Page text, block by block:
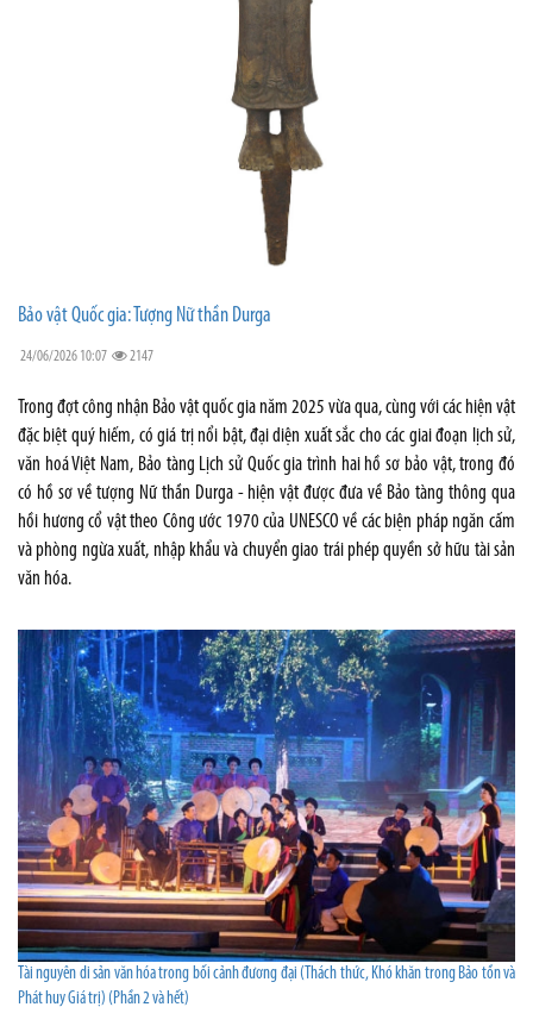
Bảo vật Quốc gia: Tượng Nữ thần Durga
24/06/2026 10:07 2147
Trong đợt công nhận Bảo vật quốc gia năm 2025 vừa qua, cùng với các hiện vật
đặc biệt quý hiếm, có giá trị nổi bật, đại diện xuất sắc cho các giai đoạn lịch sử,
văn hoá Việt Nam, Bảo tàng Lịch sử Quốc gia trình hai hồ sơ bảo vật, trong đó
có hồ sơ về tượng Nữ thần Durga - hiện vật được đưa về Bảo tàng thông qua
hồi hương cổ vật theo Công ước 1970 của UNESCO về các biện pháp ngăn cấm
và phòng ngừa xuất, nhập khẩu và chuyển giao trái phép quyền sở hữu tài sản
văn hóa.
Tài nguyên di sản văn hóa trong bối cảnh đương đại (Thách thức, Khó khăn trong Bảo tồn và
Phát huy Giá trị) (Phần 2 và hết)